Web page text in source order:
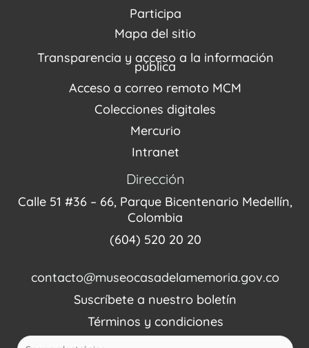
PQRSDF
Reserva tus espacios
Agenda / Programación
Recorridos Virtuales
Centro de Recursos
Repositorio (MUSEO / CASA / MEMORIA)
Narrativas del conflicto
Proyectos
Enlaces de memorias
Fondo Editorial
Participa
Estímulos
Mapa del sitio
Transparencia y acceso a la información
pública
Acceso a correo remoto MCM
Colecciones digitales
Mercurio
Intranet
Dirección
Calle 51 #36 – 66, Parque Bicentenario Medellín,
Colombia
(604) 520 20 20
contacto@museocasadelamemoria.gov.co
Suscríbete a nuestro boletín
Términos y condiciones